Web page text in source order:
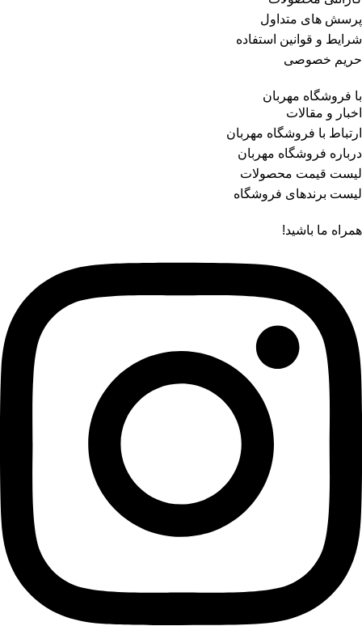
پرسش های متداول
شرایط و قوانین استفاده
حریم خصوصی
با فروشگاه مهربان
اخبار و مقالات
ارتباط با فروشگاه مهربان
درباره فروشگاه مهربان
لیست قیمت محصولات
لیست برندهای فروشگاه
همراه ما باشید!